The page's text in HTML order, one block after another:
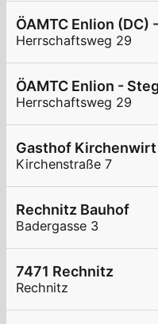
ÖAMTC Enlion
Herrschaftsweg 29
ÖAMTC Enlion -
Herrschaftsweg 29
Gasthof
Kirchenstraße 7
Rechnitz Bauhof
Badergasse 3
7471 Rechnitz
Rechnitz